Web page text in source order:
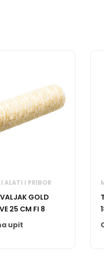
ALATI I PRIBOR
GOLD
25 CM FI 8
upit